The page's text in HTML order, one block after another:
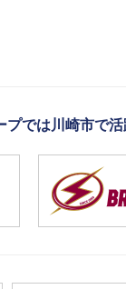
プでは川崎市で